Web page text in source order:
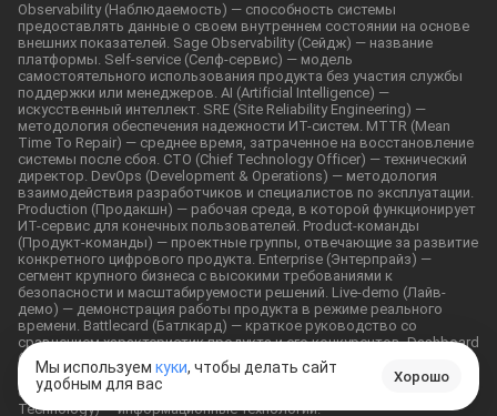
Мы используем куки, чтобы делать сайт
удобным для вас
Хорошо
Observability (Наблюдаемость) — способность системы
предоставлять данные о своем внутреннем состоянии на основе
внешних показателей. Sage Observability (Сейдж) — название
платформы. Self-service (Селф-сервис) — модель
самостоятельного использования продукта без участия службы
поддержки или менеджеров. AI (Artificial Intelligence) —
искусственный интеллект. SRE (Site Reliability Engineering) —
методология обеспечения надежности ИТ-систем. MTTR (Mean
Time To Repair) — среднее время, затраченное на восстановление
системы после сбоя. CTO (Chief Technology Officer) — технический
директор. DevOps (Development & Operations) — методология
взаимодействия разработчиков и специалистов по эксплуатации.
Production (Продакшн) — рабочая среда, в которой функционирует
ИТ-сервис для конечных пользователей. Product-команды
(Продукт-команды) — проектные группы, отвечающие за развитие
конкретного цифрового продукта. Enterprise (Энтерпрайз) —
сегмент крупного бизнеса с высокими требованиями к
безопасности и масштабируемости решений. Live-demo (Лайв-
демо) — демонстрация работы продукта в режиме реального
времени. Battlecard (Батлкард) — краткое руководство со
сравнением характеристик продукта и его конкурентов. Dashboard
(Дашборд) — аналитическая панель с визуализацией данных.
Sandbox (Песочница / Полигон) — изолированная среда для
безопасного тестирования инструментов и гипотез. IT (Information
Technology) — информационные технологии.